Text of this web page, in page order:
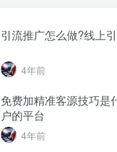
引流推广怎么做?线上
4年前
免费加精准客源技巧是
户的平台
4年前